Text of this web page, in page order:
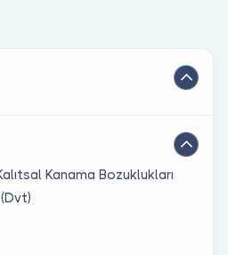
Kanama Bozuklukları